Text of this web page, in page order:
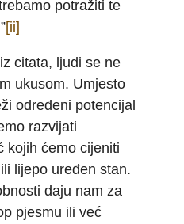
potražiti te
[ii]
citata, ljudi se ne
ukusom. Umjesto
određeni potencijal
razvijati
kojih ćemo cijeniti
lijepo uređen stan.
daju nam za
pjesmu ili već